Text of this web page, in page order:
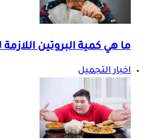
ما هي كمية البروتين
اخبار التجميل